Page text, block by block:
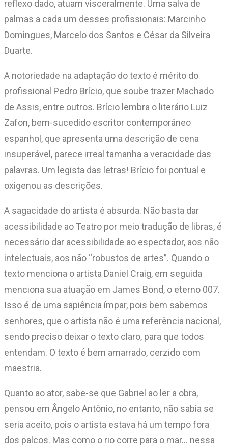
reflexo dado, atuam visceralmente. Uma salva de
palmas a cada um desses profissionais: Marcinho
Domingues, Marcelo dos Santos e César da Silveira
Duarte.
A notoriedade na adaptação do texto é mérito do
profissional Pedro Brício, que soube trazer Machado
de Assis, entre outros. Brício lembra o literário Luiz
Zafon, bem-sucedido escritor contemporâneo
espanhol, que apresenta uma descrição de cena
insuperável, parece irreal tamanha a veracidade das
palavras. Um legista das letras! Brício foi pontual e
oxigenou as descrições.
A sagacidade do artista é absurda. Não basta dar
acessibilidade ao Teatro por meio tradução de libras, é
necessário dar acessibilidade ao espectador, aos não
intelectuais, aos não “robustos de artes”. Quando o
texto menciona o artista Daniel Craig, em seguida
menciona sua atuação em James Bond, o eterno 007.
Isso é de uma sapiência ímpar, pois bem sabemos
senhores, que o artista não é uma referência nacional,
sendo preciso deixar o texto claro, para que todos
entendam. O texto é bem amarrado, cerzido com
maestria.
Quanto ao ator, sabe-se que Gabriel ao ler a obra,
pensou em Ângelo Antônio, no entanto, não sabia se
seria aceito, pois o artista estava há um tempo fora
dos palcos. Mas como o rio corre para o mar… nessa